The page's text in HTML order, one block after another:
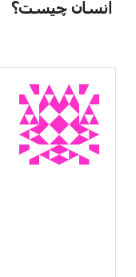
انسان چیست؟